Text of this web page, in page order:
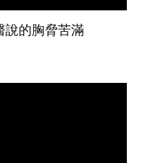
說的胸脅苦滿